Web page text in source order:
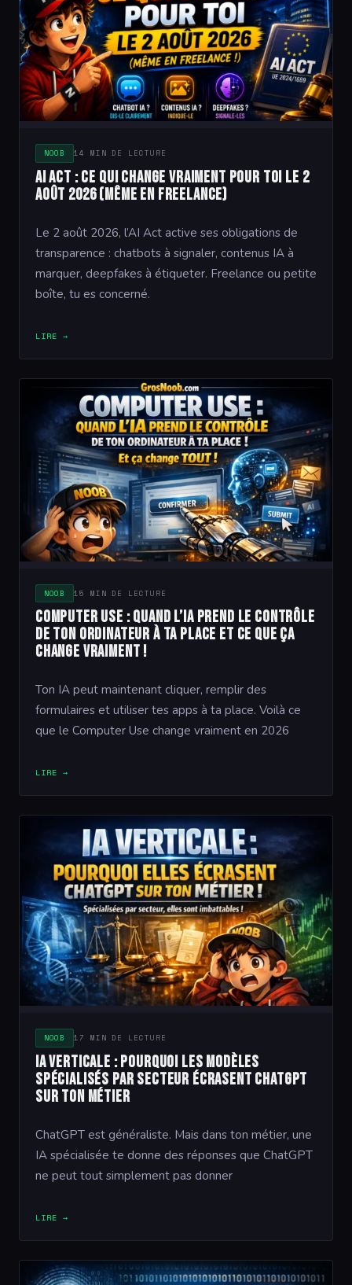
NOOB 14 MIN DE LECTURE
AI Act : ce qui change vraiment pour toi le 2
août 2026 (même en freelance)
Le 2 août 2026, l’AI Act active ses obligations de
transparence : chatbots à signaler, contenus IA à
marquer, deepfakes à étiqueter. Freelance ou petite
boîte, tu es concerné.
LIRE →
NOOB 15 MIN DE LECTURE
Computer Use : quand l’IA prend le contrôle
de ton ordinateur à ta place et ce que ça
change vraiment !
Ton IA peut maintenant cliquer, remplir des
formulaires et utiliser tes apps à ta place. Voilà ce
que le Computer Use change vraiment en 2026
LIRE →
NOOB 17 MIN DE LECTURE
IA verticale : pourquoi les modèles
spécialisés par secteur écrasent ChatGPT
sur ton métier
ChatGPT est généraliste. Mais dans ton métier, une
IA spécialisée te donne des réponses que ChatGPT
ne peut tout simplement pas donner
LIRE →